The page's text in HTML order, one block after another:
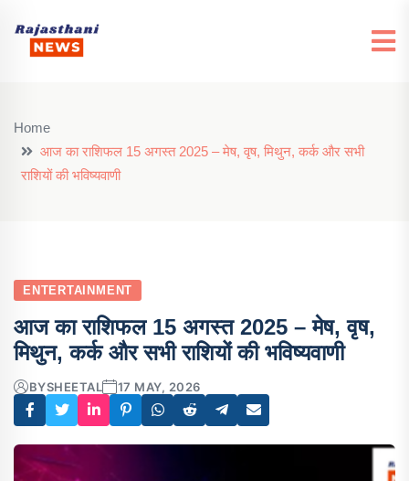
Home
आज का राशिफल 15 अगस्त 2025 – मेष, वृष, मिथुन, कर्क और सभी
राशियों की भविष्यवाणी
ENTERTAINMENT
आज का राशिफल 15 अगस्त 2025 – मेष, वृष,
मिथुन, कर्क और सभी राशियों की भविष्यवाणी
BYSHEETAL 17 MAY, 2026